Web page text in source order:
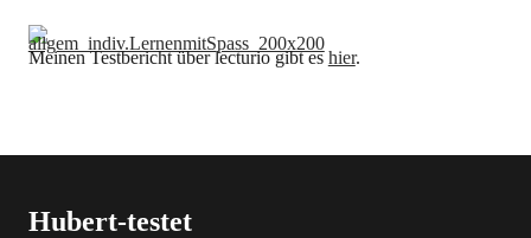
Meinen Testbericht über lecturio gibt eshier.
Hubert-testet